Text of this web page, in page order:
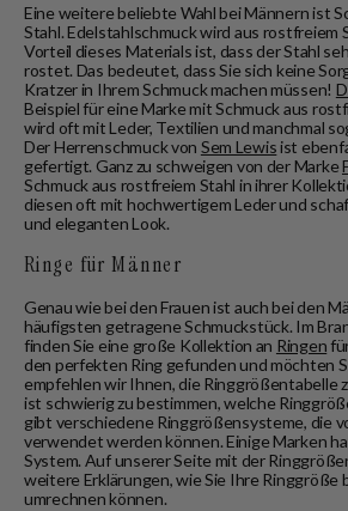
Eine weitere beliebte Wahl bei Männern ist
Stahl. Edelstahlschmuck wird aus rostfreiem
Vorteil dieses Materials ist, dass der Stahl
rostet. Das bedeutet, dass Sie sich keine
Kratzer in Ihrem Schmuck machen müssen!
Beispiel für eine Marke mit Schmuck aus
wird oft mit Leder, Textilien und manchmal
Der Herrenschmuck von Sem Lewisist
gefertigt. Ganz zu schweigen von der Marke
Schmuck aus rostfreiem Stahl in ihrer
diesen oft mit hochwertigem Leder und
und eleganten Look.
Ringe für Männer
Genau wie bei den Frauen ist auch bei den
häufigsten getragene Schmuckstück. Im
finden Sie eine große Kollektion an Ringen
den perfekten Ring gefunden und möchten
empfehlen wir Ihnen, die Ringgrößentabelle
ist schwierig zu bestimmen, welche
gibt verschiedene Ringgrößensysteme, die
verwendet werden können. Einige Marken
System. Auf unserer Seite mit der
weitere Erklärungen, wie Sie Ihre Ringgröße
umrechnen können.